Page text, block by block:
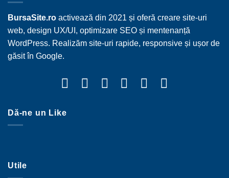
BursaSite.ro activează din 2021 și oferă creare site-uri
web, design UX/UI, optimizare SEO și mentenanță
WordPress. Realizăm site-uri rapide, responsive și ușor de
găsit în Google.
Dă-ne un Like
Utile